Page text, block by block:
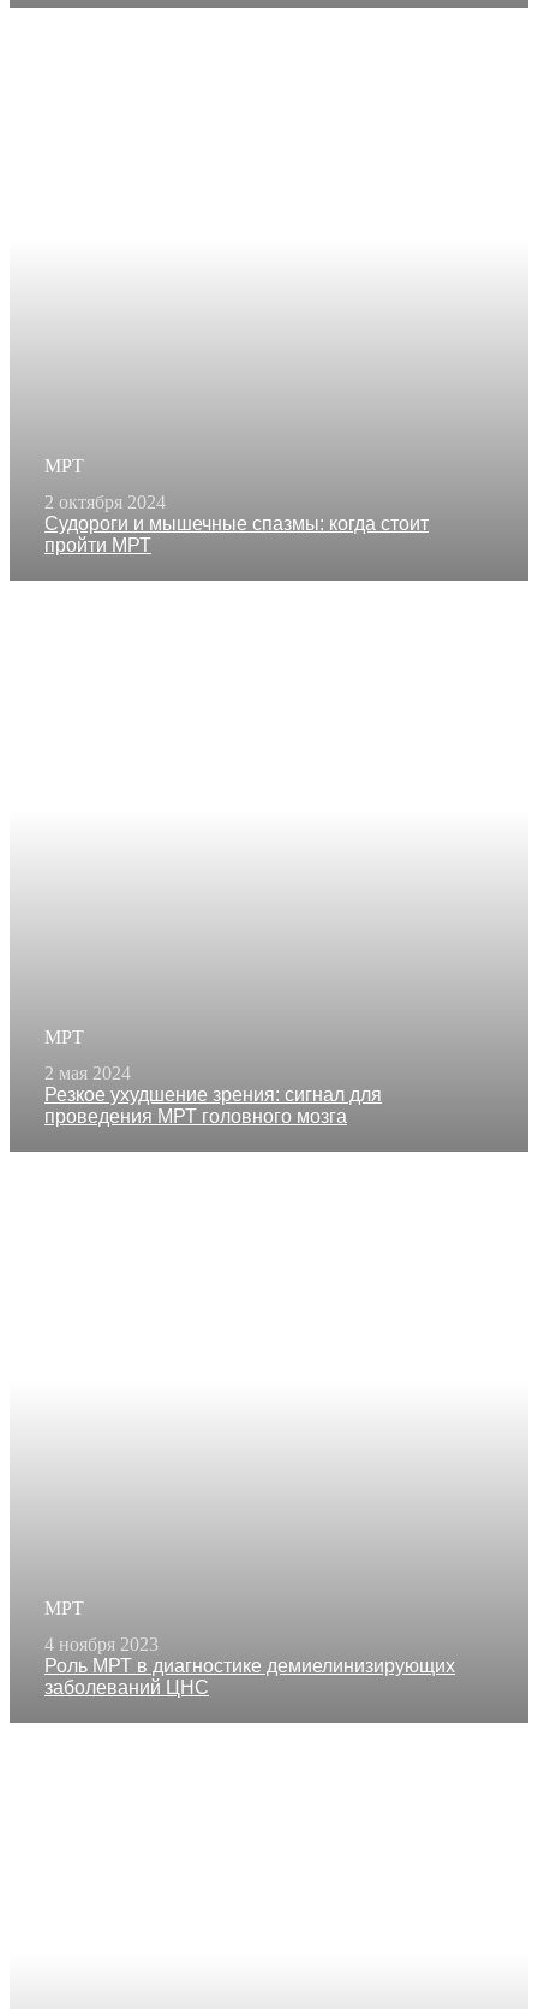
МРТ
2 октября 2024
Судороги и мышечные спазмы: когда стоит
пройти МРТ
МРТ
2 мая 2024
Резкое ухудшение зрения: сигнал для
проведения МРТ головного мозга
МРТ
4 ноября 2023
Роль МРТ в диагностике демиелинизирующих
заболеваний ЦНС